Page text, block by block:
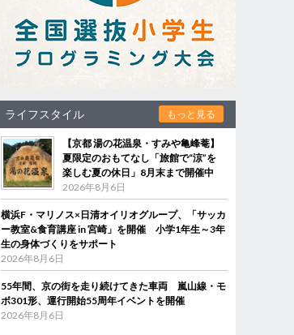
ライフスタイル もっと見る
【京都 湯の花温泉・すみや亀峰菴】
夏限定のおもてなし「旅館で“涼”を
楽しむ夏の休日」8月末まで開催中
2026年8月6日
横浜F・マリノス×日清オイリオグループ、「サッカ
ー教室&食育講座 in 宮崎」を開催 小学1年生～3年
生の身体づくりをサポート
2026年8月6日
55年間、京の街を走り続けてきた車両 嵐山線・モ
ボ301形、運行開始55周年イベントを開催
2026年8月6日